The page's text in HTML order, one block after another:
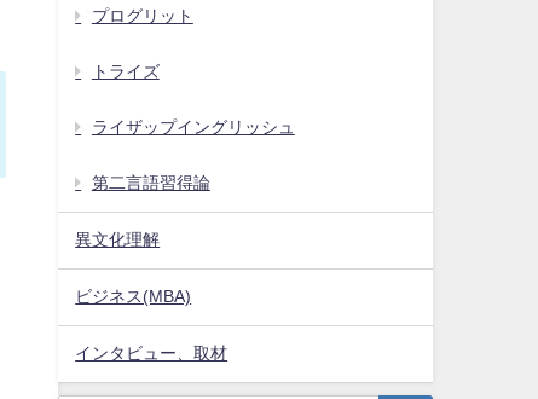
プログリット
トライズ
ライザップイングリッシュ
第二言語習得論
異文化理解
ビジネス(MBA)
インタビュー、取材